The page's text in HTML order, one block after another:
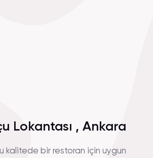
Lokantası , Ankara
kalitede bir restoran için uygun